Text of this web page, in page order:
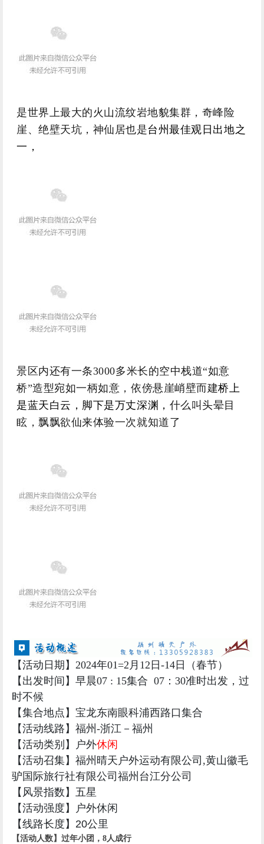
是世界上最大的火山流纹岩地貌集群， 奇峰险
崖、绝壁天坑， 神仙居也是台州最佳观日出地之
一，
景区内还有一条3000多米长的空中栈道“如意
桥”造型宛如一柄如意，依傍悬崖峭壁而建桥上
是蓝天白云，脚下是万丈深渊， 什么叫头晕目
眩，飘飘欲仙来体验一次就知道了
【活动日期】2024年01=2月12日-14日（春节）
【出发时间】早晨07 : 15集合 07：30准时出发，过
时不候
【集合地点】 宝龙东南眼科浦西路口集合
【活动线路】福州-浙江－福州
【活动类别】户外休闲
【活动召集】福州晴天户外运动有限公司,黄山徽毛
驴国际旅行社有限公司福州台江分公司
【风景指数】五星
【活动强度】
户外休闲
【线路长度】20公里
【活动人数】过年小团，8人成行